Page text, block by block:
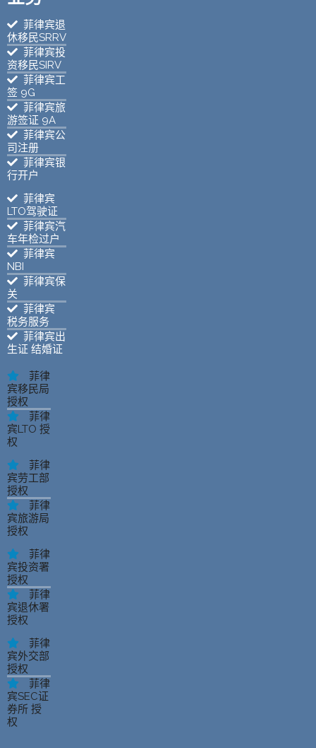
菲律宾退
休移民SRRV
菲律宾投
资移民SIRV
菲律宾工
签 9G
菲律宾旅
游签证 9A
菲律宾公
司注册
菲律宾银
行开户
菲律宾
LTO驾驶证
菲律宾汽
车年检过户
菲律宾
NBI
菲律宾保
关
菲律宾
税务服务
菲律宾出
生证 结婚证
菲律
宾移民局
授权
菲律
宾LTO 授
权
菲律
宾劳工部
授权
菲律
宾旅游局
授权
菲律
宾投资署
授权
菲律
宾退休署
授权
菲律
宾外交部
授权
菲律
宾SEC证
券所 授
权